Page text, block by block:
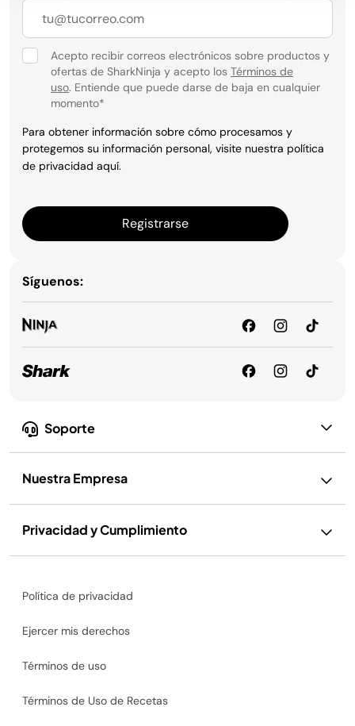
Soporte
Nuestra Empresa
Privacidad y Cumplimiento
Acepto recibir correos electrónicos sobre productos y
ofertas de SharkNinja y acepto los Términos de
uso. Entiende que puede darse de baja en cualquier
momento*
Para obtener información sobre cómo procesamos y
protegemos su información personal, visite nuestra política
de privacidad aquí.
Registrarse
Síguenos:
Política de privacidad
Ejercer mis derechos
Términos de uso
Términos de Uso de Recetas